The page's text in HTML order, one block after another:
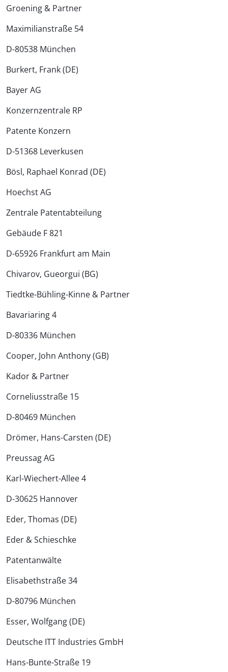
Groening & Partner
Maximilianstraße 54
D-80538 München
Burkert, Frank (DE)
Bayer AG
Konzernzentrale RP
Patente Konzern
D-51368 Leverkusen
Bösl, Raphael Konrad (DE)
Hoechst AG
Zentrale Patentabteilung
Gebäude F 821
D-65926 Frankfurt am Main
Chivarov, Gueorgui (BG)
Tiedtke-Bühling-Kinne & Partner
Bavariaring 4
D-80336 München
Cooper, John Anthony (GB)
Kador & Partner
Corneliusstraße 15
D-80469 München
Drömer, Hans-Carsten (DE)
Preussag AG
Karl-Wiechert-Allee 4
D-30625 Hannover
Eder, Thomas (DE)
Eder & Schieschke
Patentanwälte
Elisabethstraße 34
D-80796 München
Esser, Wolfgang (DE)
Deutsche ITT Industries GmbH
Hans-Bunte-Straße 19